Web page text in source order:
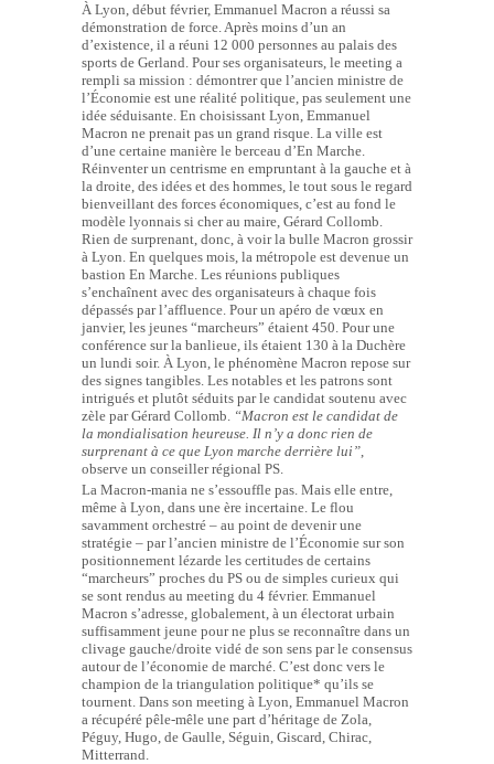
À Lyon, début février, Emmanuel Macron a réussi sa
démonstration de force. Après moins d’un an
d’existence, il a réuni 12 000 personnes au palais des
sports de Gerland. Pour ses organisateurs, le meeting a
rempli sa mission : démontrer que l’ancien ministre de
l’Économie est une réalité politique, pas seulement une
idée séduisante. En choisissant Lyon, Emmanuel
Macron ne prenait pas un grand risque. La ville est
d’une certaine manière le berceau d’En Marche.
Réinventer un centrisme en empruntant à la gauche et à
la droite, des idées et des hommes, le tout sous le regard
bienveillant des forces économiques, c’est au fond le
modèle lyonnais si cher au maire, Gérard Collomb.
Rien de surprenant, donc, à voir la bulle Macron grossir
à Lyon. En quelques mois, la métropole est devenue un
bastion En Marche. Les réunions publiques
s’enchaînent avec des organisateurs à chaque fois
dépassés par l’affluence. Pour un apéro de vœux en
janvier, les jeunes “marcheurs” étaient 450. Pour une
conférence sur la banlieue, ils étaient 130 à la Duchère
un lundi soir. À Lyon, le phénomène Macron repose sur
des signes tangibles. Les notables et les patrons sont
intrigués et plutôt séduits par le candidat soutenu avec
zèle par Gérard Collomb. “Macron est le candidat de
la mondialisation heureuse. Il n’y a donc rien de
surprenant à ce que Lyon marche derrière lui”,
observe un conseiller régional PS.
La Macron-mania ne s’essouffle pas. Mais elle entre,
même à Lyon, dans une ère incertaine. Le flou
savamment orchestré – au point de devenir une
stratégie – par l’ancien ministre de l’Économie sur son
positionnement lézarde les certitudes de certains
“marcheurs” proches du PS ou de simples curieux qui
se sont rendus au meeting du 4 février. Emmanuel
Macron s’adresse, globalement, à un électorat urbain
suffisamment jeune pour ne plus se reconnaître dans un
clivage gauche/droite vidé de son sens par le consensus
autour de l’économie de marché. C’est donc vers le
champion de la triangulation politique* qu’ils se
tournent. Dans son meeting à Lyon, Emmanuel Macron
a récupéré pêle-mêle une part d’héritage de Zola,
Péguy, Hugo, de Gaulle, Séguin, Giscard, Chirac,
Mitterrand.